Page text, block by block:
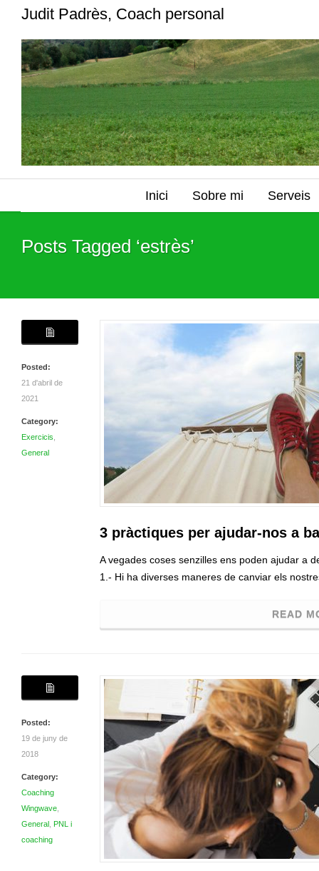
Judit Padrès, Coach personal
Inici Sobre mi Serveis
Posts Tagged ‘estrès’
Posted:
21 d'abril de
2021
Category:
Exercicis
General
3 pràctiques per ajudar-nos a
A vegades coses senzilles ens poden ajudar a
1.- Hi ha diverses maneres de canviar els
READ
Posted:
19 de juny de
2018
Category:
Coaching
Wingwave
General
PNL i
coaching